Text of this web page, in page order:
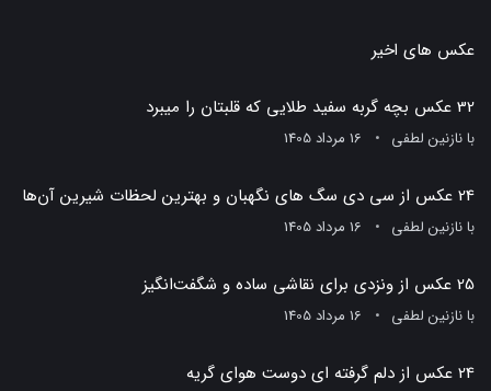
عکس های اخیر
32 عکس بچه گربه سفید طلایی که قلبتان را میبرد
بانازنین لطفی 16 مرداد 1405
24 عکس از سی دی سگ های نگهبان و بهترین لحظات شیرین آن‌ها
بانازنین لطفی 16 مرداد 1405
25 عکس از ونزدی برای نقاشی ساده و شگفت‌انگیز
بانازنین لطفی 16 مرداد 1405
24 عکس از دلم گرفته ای دوست هوای گریه